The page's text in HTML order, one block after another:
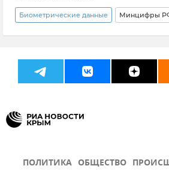
Биометрические данные Минцифры
Россия Новости
Закон и право
ПОЛИТИКА ОБЩЕСТВО